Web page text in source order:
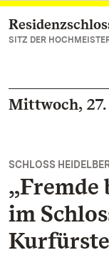
Zum
SITZ DER
Mittwoch,
SCHLOSS
„Fremde
im